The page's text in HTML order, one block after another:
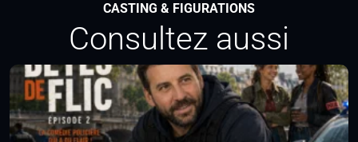
CASTING & FIGURATIONS
Consultez aussi